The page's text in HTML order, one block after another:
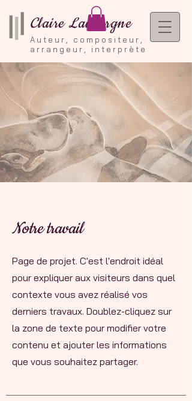
Claire Lauvergne
Auteur, compositeur,
arrangeur, interprète
Notre travail
Page de projet. C'est l'endroit idéal
pour expliquer aux visiteurs dans quel
contexte vous avez réalisé vos
derniers travaux. Doublez-cliquez sur
la zone de texte pour modifier votre
contenu et ajouter les informations
que vous souhaitez partager.